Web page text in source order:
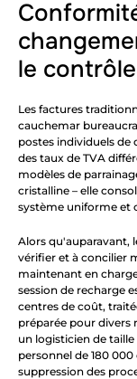
le
Les factures
cauchemar
postes individuels de
des taux de TVA
modèles de
cristalline – elle
système uniforme et
Alors qu'auparavant,
vérifier et à concilier
maintenant en
session de recharge
centres de coût,
préparée pour divers
un logisticien de
personnel de 180
suppression des